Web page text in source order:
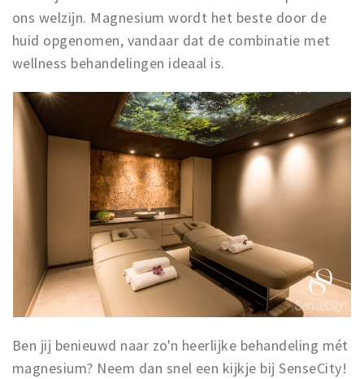
ons welzijn. Magnesium wordt het beste door de
huid opgenomen, vandaar dat de combinatie met
wellness behandelingen ideaal is.
Ben jij benieuwd naar zo'n heerlijke behandeling mét
magnesium? Neem dan snel een kijkje bij SenseCity!